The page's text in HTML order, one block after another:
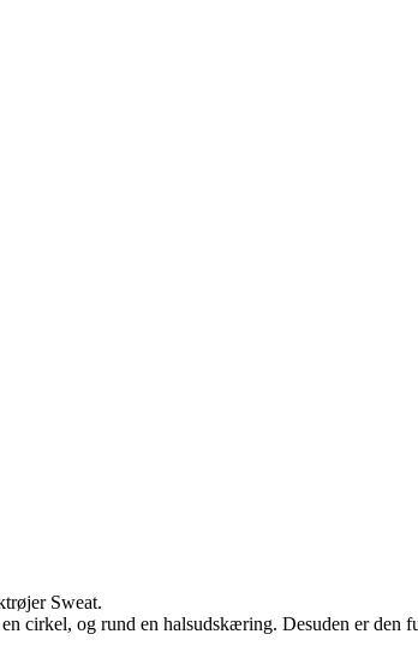
Sweat.
cirkel, og rund en halsudskæring. Desuden er den